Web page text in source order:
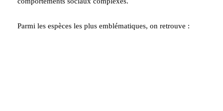
Parmi les espèces les plus emblématiques, on retrouve :